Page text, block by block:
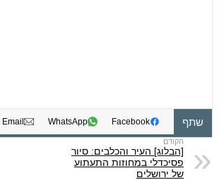
שתף Facebook
WhatsApp
Email
[הבלוג] העיר והכלבים: סיור
פסיכדלי במחוזות התעתוע
של ירושלים